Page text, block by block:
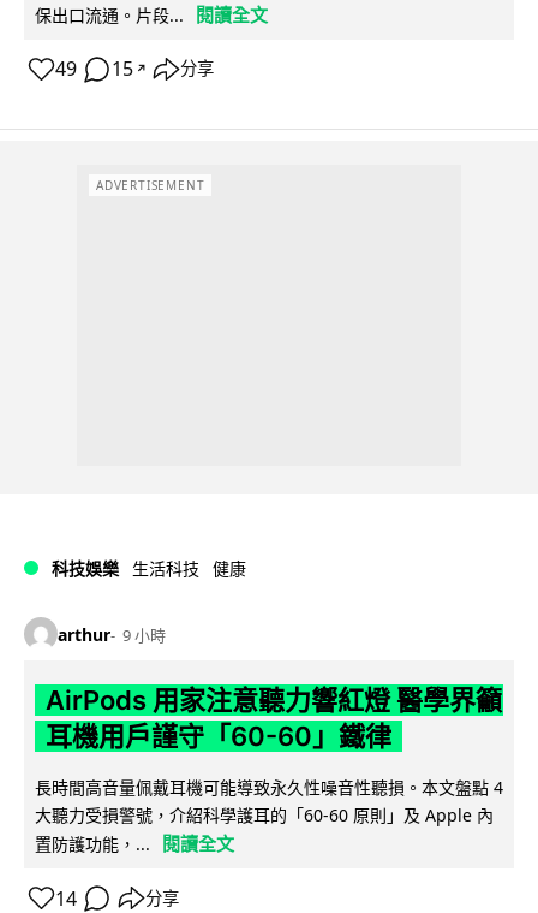
保出口流通。片段...
閱讀全文
49 15 ↗ 分享
ADVERTISEMENT
科技娛樂 生活科技 健康
arthur 9 小時
AirPods 用家注意聽力響紅燈 醫學界籲
耳機用戶謹守「60-60」鐵律
長時間高音量佩戴耳機可能導致永久性噪音性聽損。本文盤點 4
大聽力受損警號，介紹科學護耳的「60-60 原則」及 Apple 內
置防護功能，...
閱讀全文
14 分享